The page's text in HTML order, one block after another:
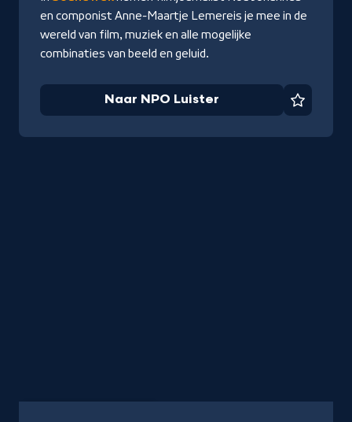
en componist Anne-Maartje Lemereis je mee in de
wereld van film, muziek en alle mogelijke
combinaties van beeld en geluid.
Naar NPO Luister